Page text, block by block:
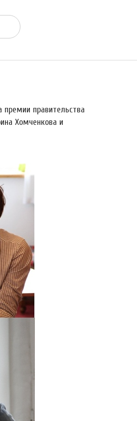
премии правительства
Хомченкова и